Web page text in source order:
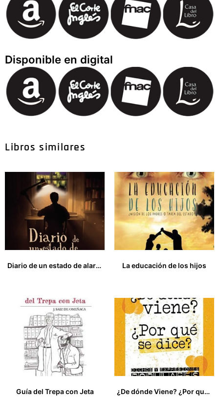
Disponible en digital
Libros similares
Diario de un estado de alarma
La educación de los hijos
Guía del Trepa con Jeta
¿De dónde Viene? ¿Por qué se dice?